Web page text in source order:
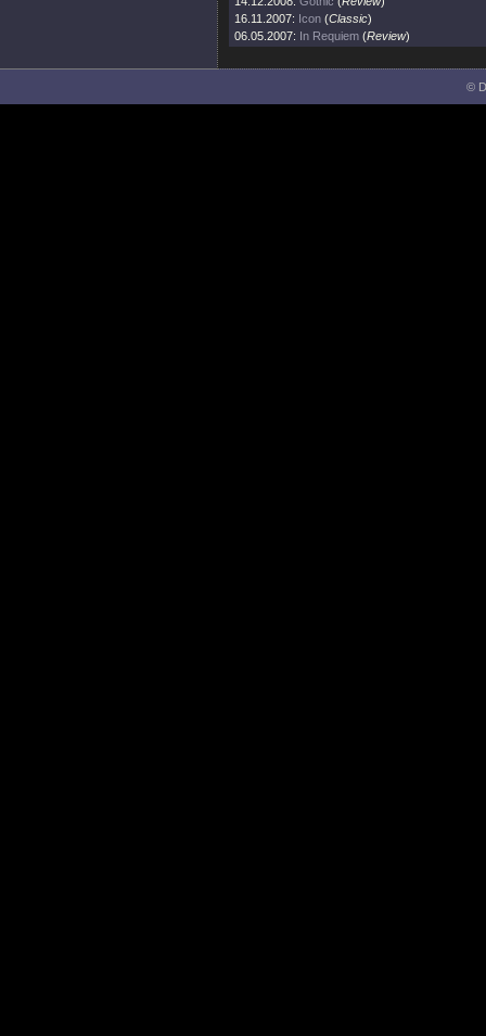
16.11.2007: Icon (Classic)
06.05.2007: In Requiem (Review)
©